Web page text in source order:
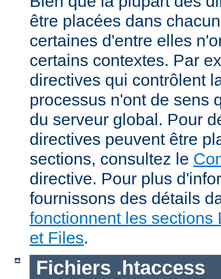
être placées dans
certaines d'entre elles
certains contextes. Par
directives qui contrôlent
processus n'ont de sens
du serveur global. Pour
directives peuvent être
sections, consultez le
directive. Pour plus
fournissons des détails
fonctionnent les sections
et Files.
Fichiers .htaccess